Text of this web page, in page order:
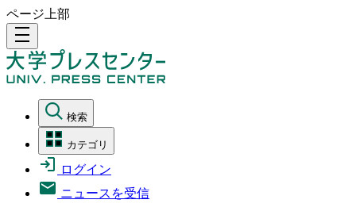
ページ上部
density_medium
検索
カテゴリ
ログイン
ニュースを受信